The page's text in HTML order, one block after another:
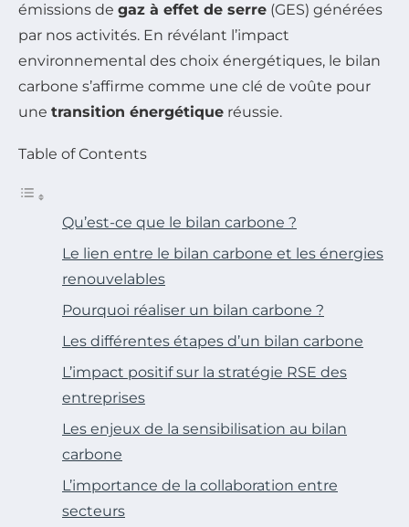
émissions de gaz à effet de serre (GES) générées
par nos activités. En révélant l’impact
environnemental des choix énergétiques, le bilan
carbone s’affirme comme une clé de voûte pour
une transition énergétique réussie.
Table of Contents
Qu’est-ce que le bilan carbone ?
Le lien entre le bilan carbone et les énergies
renouvelables
Pourquoi réaliser un bilan carbone ?
Les différentes étapes d’un bilan carbone
L’impact positif sur la stratégie RSE des
entreprises
Les enjeux de la sensibilisation au bilan
carbone
L’importance de la collaboration entre
secteurs